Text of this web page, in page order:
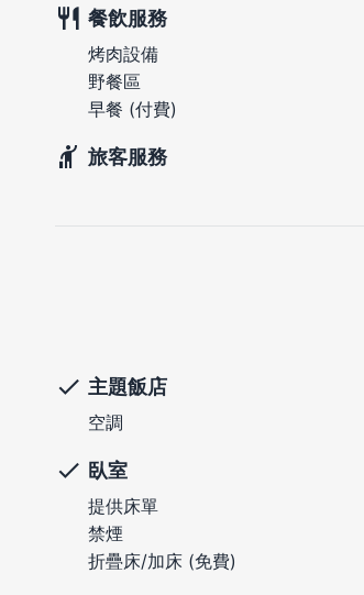
餐飲服務
烤肉設備
野餐區
早餐 (付費)
旅客服務
主題飯店
空調
臥室
提供床單
禁煙
折疊床/加床 (免費)